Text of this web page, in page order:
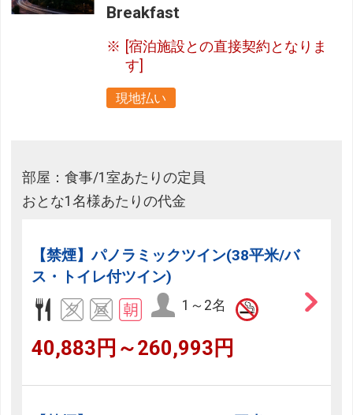
Breakfast
[宿泊施設との直接契約となりま
す]
現地払い
部屋：食事/1室あたりの定員
おとな1名様あたりの代金
【禁煙】パノラミックツイン(38平米/バ
ス・トイレ付ツイン)
1～2名
40,883円～260,993円